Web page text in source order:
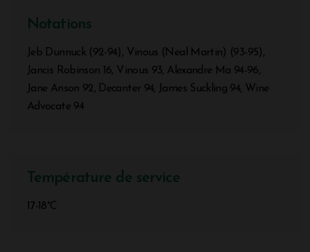
Notations
Jeb Dunnuck (92-94), Vinous (Neal Martin) (93-95),
Jancis Robinson 16, Vinous 93, Alexandre Ma 94-96,
Jane Anson 92, Decanter 94, James Suckling 94, Wine
Advocate 94
Température de service
17-18°C